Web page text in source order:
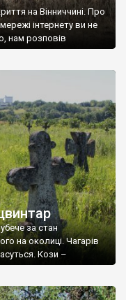
на Вінниччині. Про
інтернету ви не
нам розповів
вразив не лише
за стан
на околиці. Чагарів
Кози –
кладовищ,
бо то улюблений